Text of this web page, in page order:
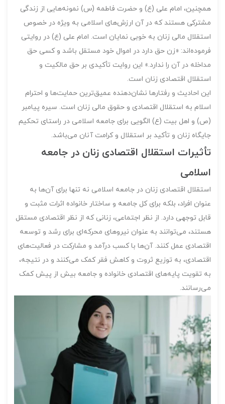
همچنین، امام علی (ع) و حضرت فاطمه (س) نمونه‌هایی از زندگی
مشترکی هستند که در آن ارزش‌های اسلامی به ویژه در خصوص
استقلال مالی زنان به خوبی نمایان است. امام علی (ع) در روایتی
فرموده‌اند: «زن حق دارد در اموال خود مستقل باشد و کسی حق
مداخله در آن را ندارد.» این روایت تأکیدی بر حق مالکیت و
استقلال اقتصادی زنان است.
این احادیث و رفتارها نشان‌دهنده عمیق‌ترین حمایت‌ها و احترام
اسلام به استقلال اقتصادی و حقوق مالی زنان است. سیره پیامبر
(ص) و اهل بیت (ع) الگویی برای جامعه اسلامی در راستای تحکیم
جایگاه زنان و تأکید بر استقلال و کرامت آنان می‌باشد.
تأثیرات استقلال اقتصادی زنان در جامعه
اسلامی
استقلال اقتصادی زنان در جامعه اسلامی نه تنها برای آن‌ها به
عنوان افراد، بلکه برای کل جامعه و ساختار خانواده اثرات مثبت و
قابل توجهی دارد. از نظر اجتماعی، زنانی که از نظر اقتصادی مستقل
هستند، می‌توانند به عنوان نیروهای محرکه‌ای برای رشد و توسعه
اقتصادی عمل کنند. آن‌ها با کسب درآمد و مشارکت در فعالیت‌های
اقتصادی، به توزیع ثروت و کاهش فقر کمک می‌کنند و در نتیجه،
به تقویت پایه‌های اقتصادی خانواده و جامعه بیش از پیش کمک
می‌رسانند.